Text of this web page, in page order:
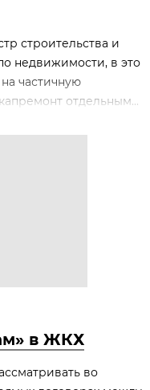
строительства и
недвижимости, в это
частичную
отдельным...
в ЖКХ
во